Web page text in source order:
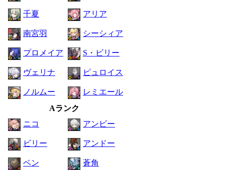
千夏 アリア
南宮羽 シーシィア
プロメイア S・ビリー
ヴェリナ ピュロイス
ノルムー
レミエール
Aランク
ニコ
アンビー
ビリー アンドー
ベン 蒼角